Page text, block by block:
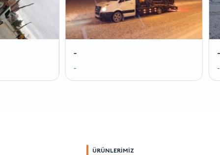
ÜRÜNLERİMİZ